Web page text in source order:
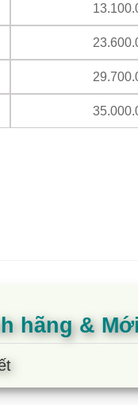
theo cơ chế biến
tần số để ổn
hãng &